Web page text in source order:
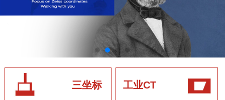
三坐标 工业CT